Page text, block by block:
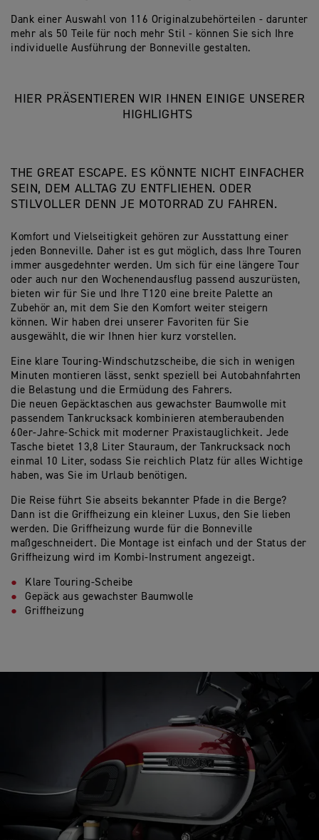
Dank einer Auswahl von 116 Originalzubehörteilen - darunter
mehr als 50 Teile für noch mehr Stil - können Sie sich Ihre
individuelle Ausführung der Bonneville gestalten.
HIER PRÄSENTIEREN WIR IHNEN EINIGE UNSERER
HIGHLIGHTS
THE GREAT ESCAPE. ES KÖNNTE NICHT EINFACHER
SEIN, DEM ALLTAG ZU ENTFLIEHEN. ODER
STILVOLLER DENN JE MOTORRAD ZU FAHREN.
Komfort und Vielseitigkeit gehören zur Ausstattung einer
jeden Bonneville. Daher ist es gut möglich, dass Ihre Touren
immer ausgedehnter werden. Um sich für eine längere Tour
oder auch nur den Wochenendausflug passend auszurüsten,
bieten wir für Sie und Ihre T120 eine breite Palette an
Zubehör an, mit dem Sie den Komfort weiter steigern
können. Wir haben drei unserer Favoriten für Sie
ausgewählt, die wir Ihnen hier kurz vorstellen.
Eine klare Touring-Windschutzscheibe, die sich in wenigen
Minuten montieren lässt, senkt speziell bei Autobahnfahrten
die Belastung und die Ermüdung des Fahrers.
Die neuen Gepäcktaschen aus gewachster Baumwolle mit
passendem Tankrucksack kombinieren atemberaubenden
60er-Jahre-Schick mit moderner Praxistauglichkeit. Jede
Tasche bietet 13,8 Liter Stauraum, der Tankrucksack noch
einmal 10 Liter, sodass Sie reichlich Platz für alles Wichtige
haben, was Sie im Urlaub benötigen.
Die Reise führt Sie abseits bekannter Pfade in die Berge?
Dann ist die Griffheizung ein kleiner Luxus, den Sie lieben
werden. Die Griffheizung wurde für die Bonneville
maßgeschneidert. Die Montage ist einfach und der Status der
Griffheizung wird im Kombi-Instrument angezeigt.
Klare Touring-Scheibe
Gepäck aus gewachster Baumwolle
Griffheizung